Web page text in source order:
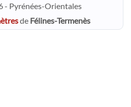
- Pyrénées-Orientales
de Félines-Termenès